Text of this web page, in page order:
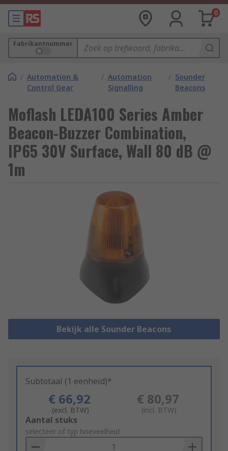
0
Fabrikantnummer
/ Automation &
Control Gear
/ Automation
Signalling
/ Sounder
Beacons
Moflash LEDA100 Series Amber
Beacon-Buzzer Combination,
IP65 30V Surface, Wall 80 dB @
1m
Bekijk alle Sounder Beacons
Subtotaal (1 eenheid)*
€ 66,92
(excl. BTW)
€ 80,97
(incl. BTW)
Add
to
Basket
Aantal stuks
selecteer of typ hoeveelheid